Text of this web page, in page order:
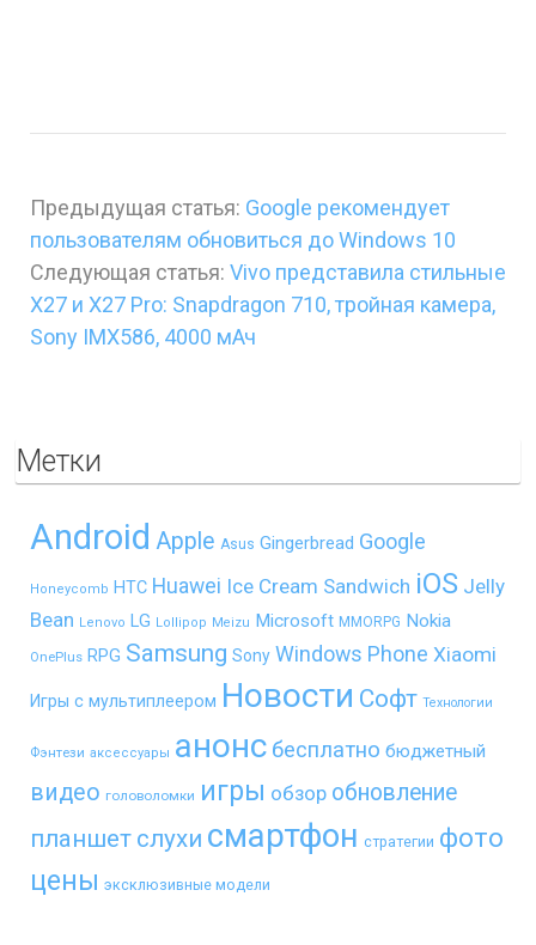
Предыдущая статья: Google рекомендует
пользователям обновиться до Windows 10
Следующая статья: Vivo представила стильные
X27 и X27 Pro: Snapdragon 710, тройная камера,
Sony IMX586, 4000 мАч
Метки
Android Apple Asus Gingerbread Google
Honeycomb HTC Huawei Ice Cream Sandwich iOS Jelly
Bean Lenovo LG Lollipop Meizu Microsoft MMORPG Nokia
OnePlus RPG Samsung Sony Windows Phone Xiaomi
Игры с мультиплеером Новости Софт Технологии
Фэнтези аксессуары анонс бесплатно бюджетный
видео головоломки игры обзор обновление
планшет слухи смартфон стратегии фото
цены эксклюзивные модели